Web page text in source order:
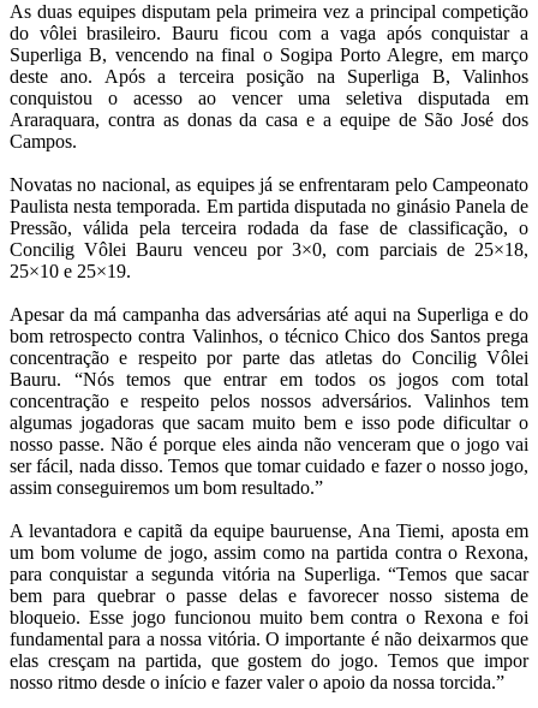
As duas equipes disputam pela primeira vez a principal competição
do vôlei brasileiro. Bauru ficou com a vaga após conquistar a
Superliga B, vencendo na final o Sogipa Porto Alegre, em março
deste ano. Após a terceira posição na Superliga B, Valinhos
conquistou o acesso ao vencer uma seletiva disputada em
Araraquara, contra as donas da casa e a equipe de São José dos
Campos.
Novatas no nacional, as equipes já se enfrentaram pelo Campeonato
Paulista nesta temporada. Em partida disputada no ginásio Panela de
Pressão, válida pela terceira rodada da fase de classificação, o
Concilig Vôlei Bauru venceu por 3×0, com parciais de 25×18,
25×10 e 25×19.
Apesar da má campanha das adversárias até aqui na Superliga e do
bom retrospecto contra Valinhos, o técnico Chico dos Santos prega
concentração e respeito por parte das atletas do Concilig Vôlei
Bauru. “Nós temos que entrar em todos os jogos com total
concentração e respeito pelos nossos adversários. Valinhos tem
algumas jogadoras que sacam muito bem e isso pode dificultar o
nosso passe. Não é porque eles ainda não venceram que o jogo vai
ser fácil, nada disso. Temos que tomar cuidado e fazer o nosso jogo,
assim conseguiremos um bom resultado.”
A levantadora e capitã da equipe bauruense, Ana Tiemi, aposta em
um bom volume de jogo, assim como na partida contra o Rexona,
para conquistar a segunda vitória na Superliga. “Temos que sacar
bem para quebrar o passe delas e favorecer nosso sistema de
bloqueio. Esse jogo funcionou muito bem contra o Rexona e foi
fundamental para a nossa vitória. O importante é não deixarmos que
elas cresçam na partida, que gostem do jogo. Temos que impor
nosso ritmo desde o início e fazer valer o apoio da nossa torcida.”